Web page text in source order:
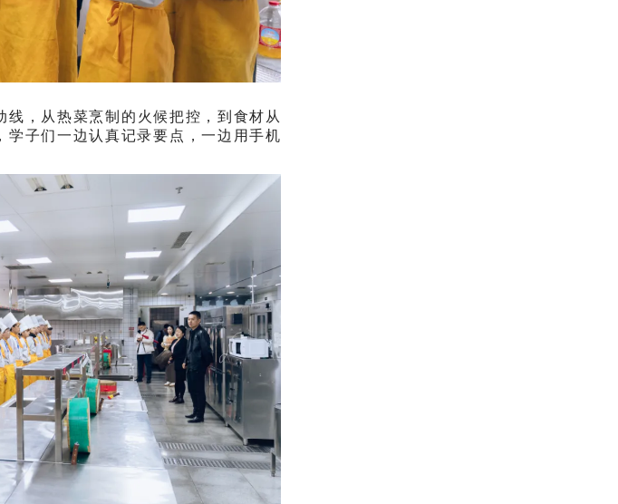
线，从热菜烹制的火候把控，到食材从
子们一边认真记录要点，一边用手机